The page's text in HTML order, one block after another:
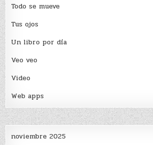
Todo se mueve
Tus ojos
Un libro por día
Veo veo
Video
Web apps
noviembre 2025